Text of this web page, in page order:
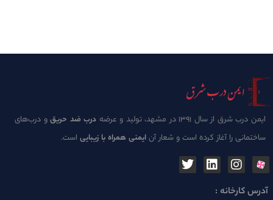
ایمن درب شرق از سال 1391 در مشهد، تولید و عرضه درب ضد حریقو درب‌های
ساختمانی را آغاز کرده است و شعار آنایمنی همراه با زیبایی است.
آدرس کارخانه :